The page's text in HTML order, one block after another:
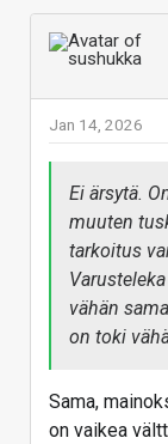
Jan 14, 2026
Ei ärsytä.
muuten
tarkoitus
vähän
on toki
Sama,
on vaikea